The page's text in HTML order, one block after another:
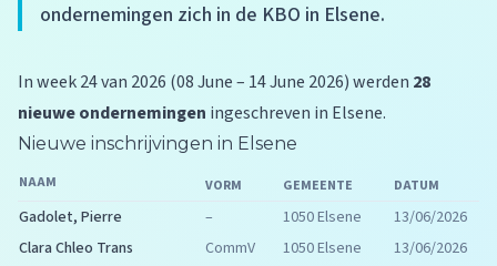
ondernemingen zich in de KBO in Elsene.
In week 24 van 2026 (08 June – 14 June 2026) werden 28
nieuwe ondernemingen ingeschreven in Elsene.
Nieuwe inschrijvingen in Elsene
NAAM VORM GEMEENTE DATUM
Gadolet, Pierre – 1050 Elsene
13/06/2026
Clara Chleo Trans
CommV 1050 Elsene
13/06/2026